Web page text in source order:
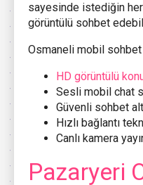
sayesinde istediğin her
görüntülü sohbet
Osmaneli mobil
HD görüntülü
Sesli mobil chat
Güvenli sohbet
Hızlı bağlantı
Canlı kamera
Pazaryeri